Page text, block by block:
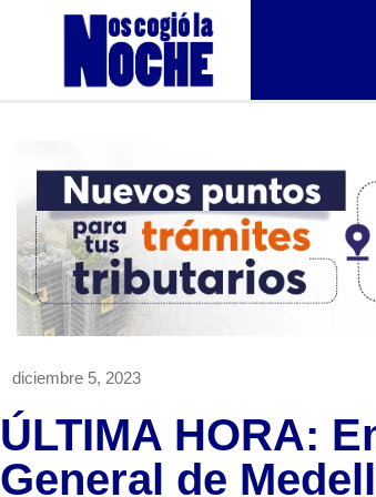
diciembre 5, 2023
ÚLTIMA HORA:
General de